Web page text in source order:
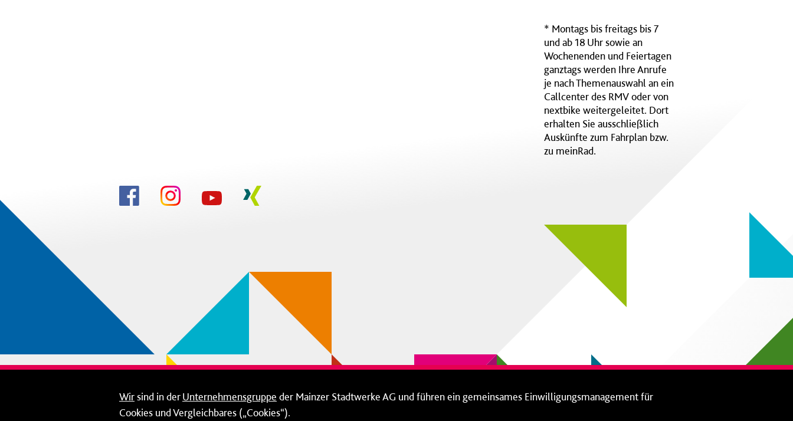
* Montags bis freitags bis 7
und ab 18 Uhr sowie an
Wochenenden und Feiertagen
ganztags werden Ihre Anrufe
je nach Themenauswahl an ein
Callcenter des RMV oder von
nextbike weitergeleitet. Dort
erhalten Sie ausschließlich
Auskünfte zum Fahrplan bzw.
zu meinRad.
Wirsind in derUnternehmensgruppe der Mainzer Stadtwerke AG und führen ein gemeinsames Einwilligungsmanagement für
Cookies und Vergleichbares („Cookies“).